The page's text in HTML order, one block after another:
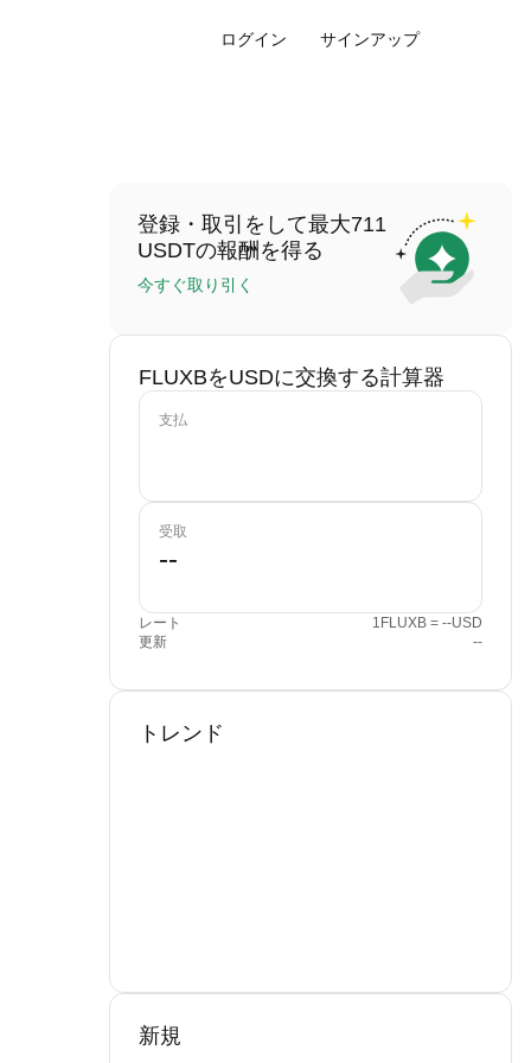
ログイン サインアップ
登録・取引をして最大711
USDTの報酬を得る
今すぐ取り引く
FLUXBをUSDに交換する計算器
支払
受取
レート
1FLUXB = --USD
更新
--
トレンド
新規